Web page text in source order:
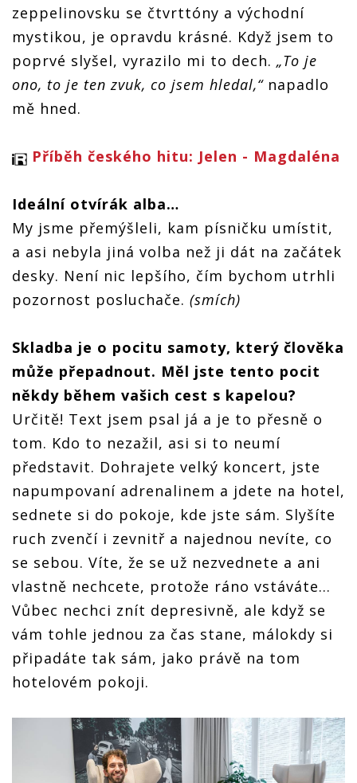
zeppelinovsku se čtvrttóny a východní
mystikou, je opravdu krásné. Když jsem to
poprvé slyšel, vyrazilo mi to dech. „To je
ono, to je ten zvuk, co jsem hledal,“napadlo
mě hned.
Příběh českého hitu: Jelen - Magdaléna
Ideální otvírák alba…
My jsme přemýšleli, kam písničku umístit,
a asi nebyla jiná volba než ji dát na začátek
desky. Není nic lepšího, čím bychom utrhli
pozornost posluchače. (smích)
Skladba je o pocitu samoty, který člověka
může přepadnout. Měl jste tento pocit
někdy během vašich cest s kapelou?
Určitě! Text jsem psal já a je to přesně o
tom. Kdo to nezažil, asi si to neumí
představit. Dohrajete velký koncert, jste
napumpovaní adrenalinem a jdete na hotel,
sednete si do pokoje, kde jste sám. Slyšíte
ruch zvenčí i zevnitř a najednou nevíte, co
se sebou. Víte, že se už nezvednete a ani
vlastně nechcete, protože ráno vstáváte…
Vůbec nechci znít depresivně, ale když se
vám tohle jednou za čas stane, málokdy si
připadáte tak sám, jako právě na tom
hotelovém pokoji.